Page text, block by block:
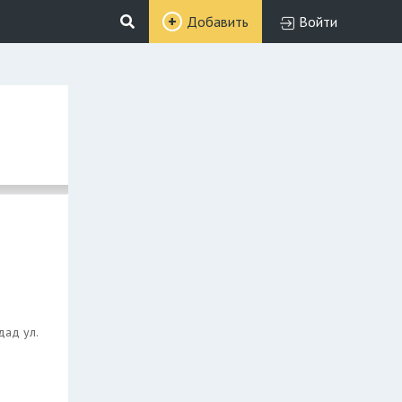
Добавить Войти
ул.